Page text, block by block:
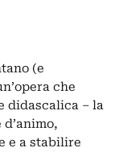
(e
che
didascalica – la
e a stabilire